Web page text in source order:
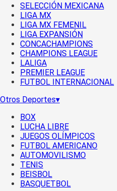
SELECCIÓN MEXICANA
LIGA MX
LIGA MX FEMENIL
LIGA EXPANSIÓN
CONCACHAMPIONS
CHAMPIONS LEAGUE
LALIGA
PREMIER LEAGUE
FUTBOL INTERNACIONAL
Otros Deportes▾
BOX
LUCHA LIBRE
JUEGOS OLÍMPICOS
FUTBOL AMERICANO
AUTOMOVILISMO
TENIS
BEISBOL
BASQUETBOL